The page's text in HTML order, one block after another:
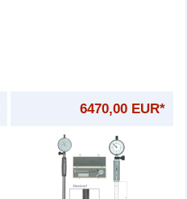
6470,00 EUR*